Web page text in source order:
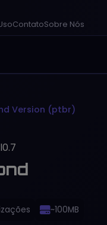
ContatoSobre Nós
Version (ptbr)
~100MB